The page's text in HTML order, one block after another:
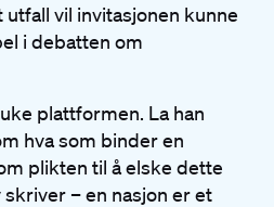
vil invitasjonen kunne
i debatten om
plattformen. La han
hva som binder en
plikten til å elske dette
skriver – en nasjon er et